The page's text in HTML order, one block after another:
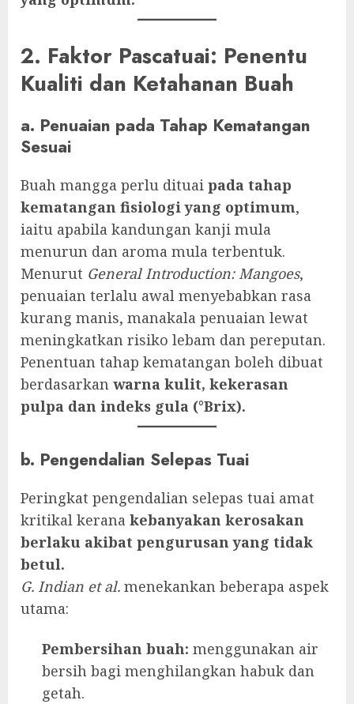
2. Faktor Pascatuai: Penentu
Kualiti dan Ketahanan Buah
a. Penuaian pada Tahap Kematangan
Sesuai
Buah mangga perlu dituai pada tahap
kematangan fisiologi yang optimum,
iaitu apabila kandungan kanji mula
menurun dan aroma mula terbentuk.
Menurut General Introduction: Mangoes,
penuaian terlalu awal menyebabkan rasa
kurang manis, manakala penuaian lewat
meningkatkan risiko lebam dan pereputan.
Penentuan tahap kematangan boleh dibuat
berdasarkan warna kulit, kekerasan
pulpa dan indeks gula (°Brix).
b. Pengendalian Selepas Tuai
Peringkat pengendalian selepas tuai amat
kritikal kerana kebanyakan kerosakan
berlaku akibat pengurusan yang tidak
betul.
G. Indian et al. menekankan beberapa aspek
utama:
Pembersihan buah: menggunakan air
bersih bagi menghilangkan habuk dan
getah.